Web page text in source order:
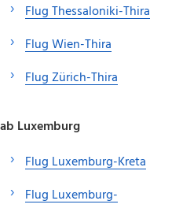
Flug Thessaloniki-Thira
Flug Wien-Thira
Flug Zürich-Thira
Luxemburg
Flug Luxemburg-Kreta
Flug Luxemburg-